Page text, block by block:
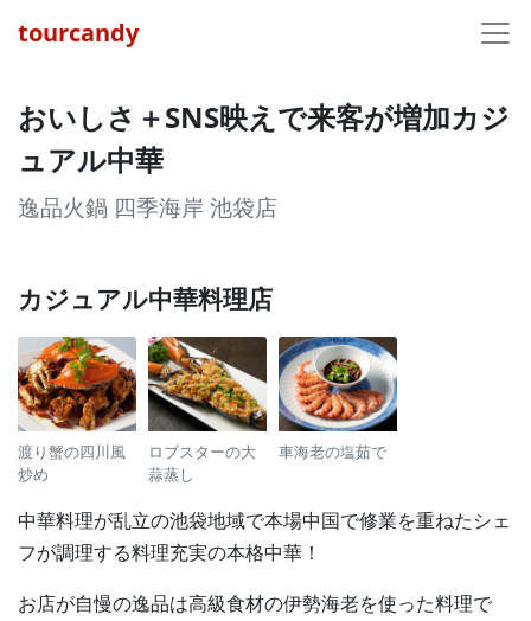
tourcandy
おいしさ＋SNS映えで来客が増加カジ
ュアル中華
逸品火鍋 四季海岸 池袋店
カジュアル中華料理店
渡り蟹の四川風
炒め
ロブスターの大
蒜蒸し
車海老の塩茹で
中華料理が乱立の池袋地域で本場中国で修業を重ねたシェ
フが調理する料理充実の本格中華！
お店が自慢の逸品は高級食材の伊勢海老を使った料理で